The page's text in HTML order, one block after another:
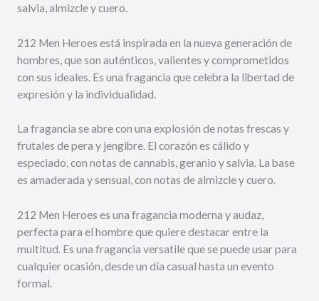
salvia, almizcle y cuero.
212 Men Heroes está inspirada en la nueva generación de
hombres, que son auténticos, valientes y comprometidos
con sus ideales. Es una fragancia que celebra la libertad de
expresión y la individualidad.
La fragancia se abre con una explosión de notas frescas y
frutales de pera y jengibre. El corazón es cálido y
especiado, con notas de cannabis, geranio y salvia. La base
es amaderada y sensual, con notas de almizcle y cuero.
212 Men Heroes es una fragancia moderna y audaz,
perfecta para el hombre que quiere destacar entre la
multitud. Es una fragancia versatile que se puede usar para
cualquier ocasión, desde un día casual hasta un evento
formal.